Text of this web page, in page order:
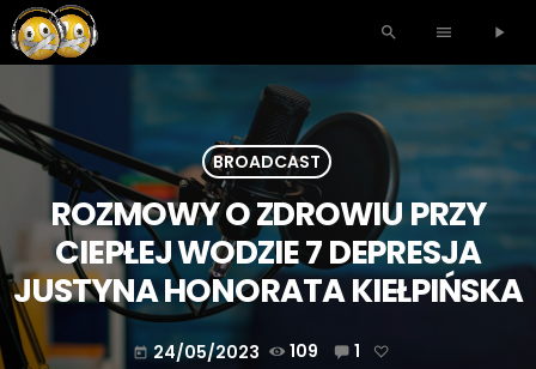
search menu play_arrow
BROADCAST
ROZMOWY O ZDROWIU PRZY
CIEPŁEJ WODZIE 7 DEPRESJA
JUSTYNA HONORATA KIEŁPIŃSKA
today 24/05/2023 109 1